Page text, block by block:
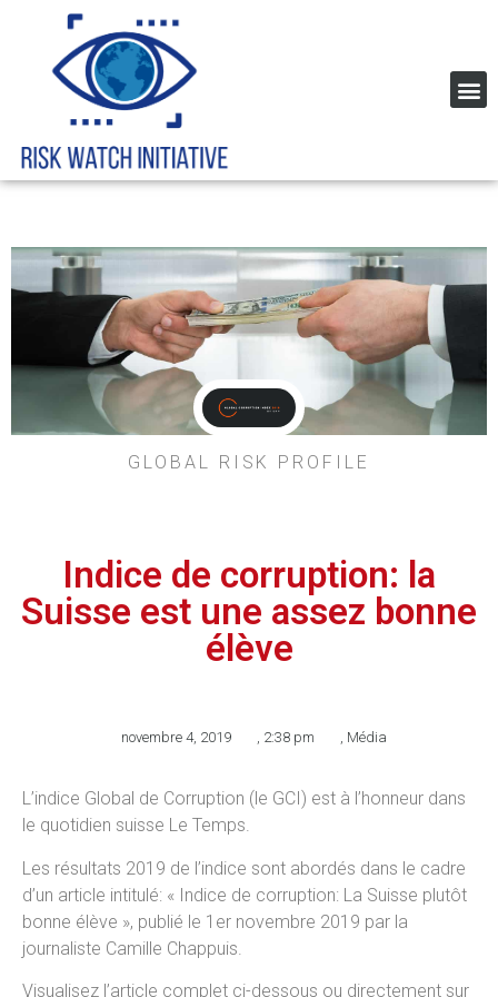
GLOBAL RISK PROFILE
Indice de corruption: la
Suisse est une assez bonne
élève
novembre 4, 2019 , 2:38 pm , Média
L’indice Global de Corruption (le GCI) est à l’honneur dans
le quotidien suisse Le Temps.
Les résultats 2019 de l’indice sont abordés dans le cadre
d’un article intitulé: « Indice de corruption: La Suisse plutôt
bonne élève », publié le 1er novembre 2019 par la
journaliste Camille Chappuis.
Visualisez l’article complet ci-dessous ou directement sur